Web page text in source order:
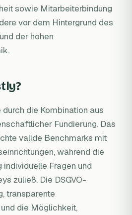
sowie Mitarbeiterbindung
vor dem Hintergrund des
der hohen
die Kombination aus
Fundierung. Das
valide Benchmarks mit
während die
Fragen und
zuließ. Die DSGVO-
transparente
die Möglichkeit,